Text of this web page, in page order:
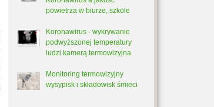
powietrza w biurze, szkole
Koronawirus - wykrywanie
podwyższonej temperatury
ludzi kamerą termowizyjna
Monitoring termowizyjny
wysypisk i składowisk śmieci